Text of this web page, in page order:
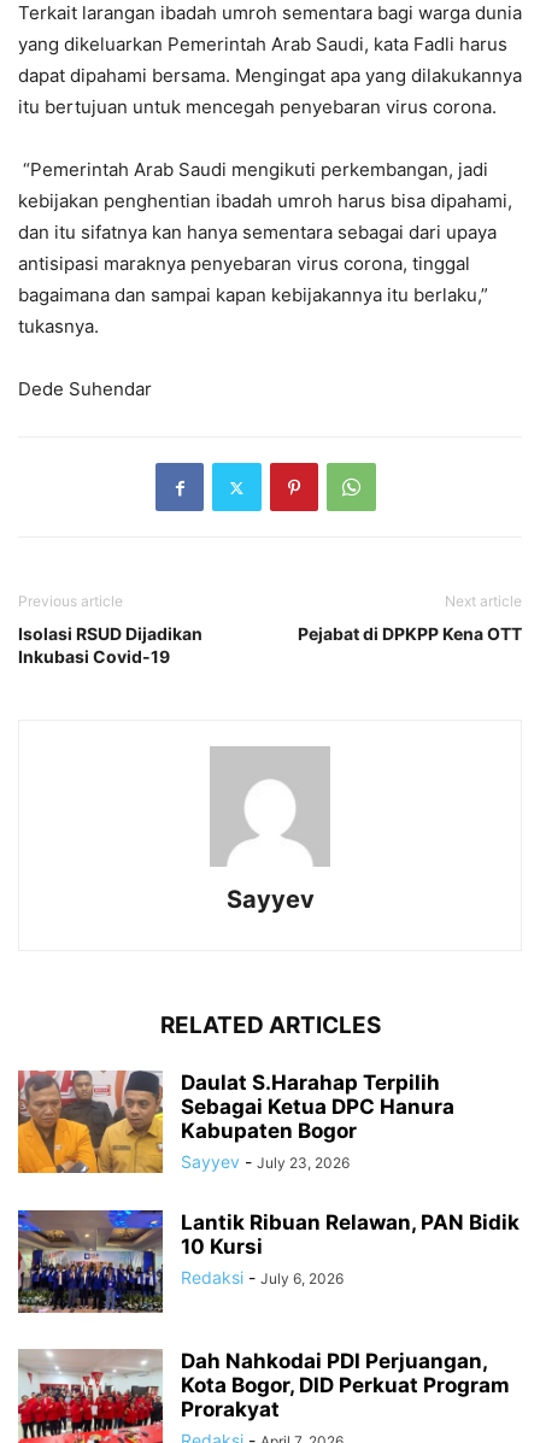
Terkait larangan ibadah umroh sementara bagi warga dunia
yang dikeluarkan Pemerintah Arab Saudi, kata Fadli harus
dapat dipahami bersama. Mengingat apa yang dilakukannya
itu bertujuan untuk mencegah penyebaran virus corona.
“Pemerintah Arab Saudi mengikuti perkembangan, jadi
kebijakan penghentian ibadah umroh harus bisa dipahami,
dan itu sifatnya kan hanya sementara sebagai dari upaya
antisipasi maraknya penyebaran virus corona, tinggal
bagaimana dan sampai kapan kebijakannya itu berlaku,”
tukasnya.
Dede Suhendar
Previous article
Isolasi RSUD Dijadikan
Inkubasi Covid-19
Next article
Pejabat di DPKPP Kena OTT
Sayyev
RELATED ARTICLES
Daulat S.Harahap Terpilih
Sebagai Ketua DPC Hanura
Kabupaten Bogor
Sayyev - July 23, 2026
Lantik Ribuan Relawan, PAN Bidik
10 Kursi
Redaksi - July 6, 2026
Dah Nahkodai PDI Perjuangan,
Kota Bogor, DID Perkuat Program
Prorakyat